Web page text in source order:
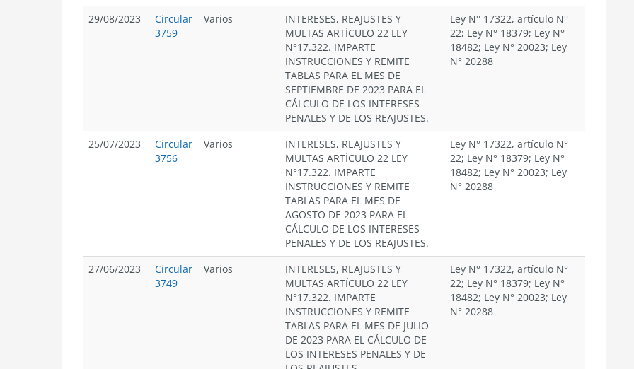
29/08/2023
Circular
3759
Varios
INTERESES, REAJUSTES Y
MULTAS ARTÍCULO 22 LEY
N°17.322. IMPARTE
INSTRUCCIONES Y REMITE
TABLAS PARA EL MES DE
SEPTIEMBRE DE 2023 PARA EL
CÁLCULO DE LOS INTERESES
PENALES Y DE LOS REAJUSTES.
Ley N° 17322, artículo N°
22; Ley N° 18379; Ley N°
18482; Ley N° 20023; Ley
N° 20288
25/07/2023
Circular
3756
Varios
INTERESES, REAJUSTES Y
MULTAS ARTÍCULO 22 LEY
N°17.322. IMPARTE
INSTRUCCIONES Y REMITE
TABLAS PARA EL MES DE
AGOSTO DE 2023 PARA EL
CÁLCULO DE LOS INTERESES
PENALES Y DE LOS REAJUSTES.
Ley N° 17322, artículo N°
22; Ley N° 18379; Ley N°
18482; Ley N° 20023; Ley
N° 20288
27/06/2023
Circular
3749
Varios
INTERESES, REAJUSTES Y
MULTAS ARTÍCULO 22 LEY
N°17.322. IMPARTE
INSTRUCCIONES Y REMITE
TABLAS PARA EL MES DE JULIO
DE 2023 PARA EL CÁLCULO DE
LOS INTERESES PENALES Y DE
Ley N° 17322, artículo N°
22; Ley N° 18379; Ley N°
18482; Ley N° 20023; Ley
N° 20288